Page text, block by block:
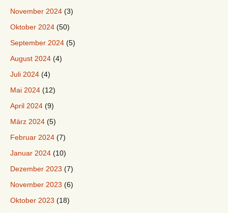
November 2024 (3)
Oktober 2024 (50)
September 2024 (5)
August 2024 (4)
Juli 2024 (4)
Mai 2024 (12)
April 2024 (9)
März 2024 (5)
Februar 2024 (7)
Januar 2024 (10)
Dezember 2023 (7)
November 2023 (6)
Oktober 2023 (18)